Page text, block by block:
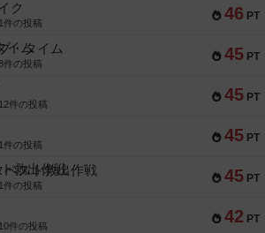
46 PT
ク
1件の投稿
45 PT
・タイム
件の投稿
45 PT
12件の投稿
45 PT
1件の投稿
45 PT
ペスト救出作戦
1件の投稿
42 PT
10件の投稿